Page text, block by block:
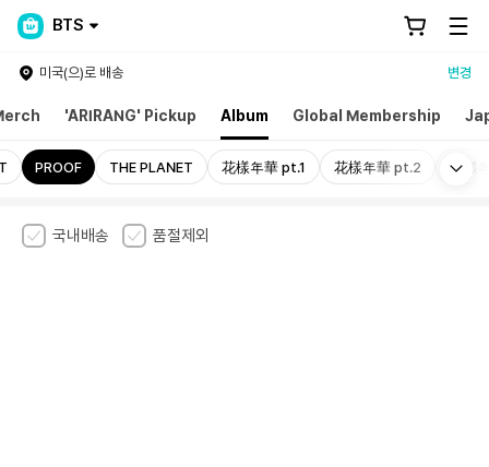
BTS
미국(으)로 배송 변경
'ARIRANG' Pickup Album Global Membership
PROOF THE PLANET 花樣年華 pt.1 花樣年華 pt.2 花樣
국내배송 품절제외